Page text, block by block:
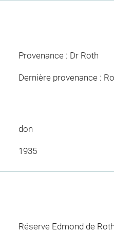
Provenance : Dr Roth
Dernière provenance :
don
1935
Réserve Edmond de